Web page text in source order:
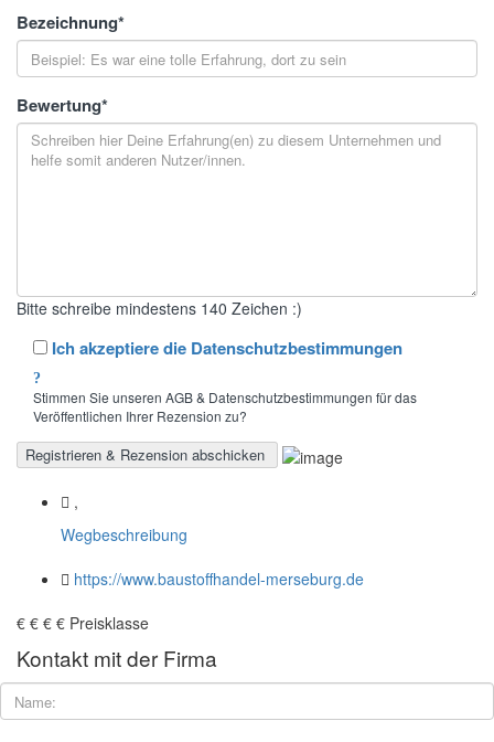
Bezeichnung*
Bewertung*
Bitte schreibe mindestens 140 Zeichen :)
Ich akzeptiere die Datenschutzbestimmungen
Stimmen Sie unseren AGB & Datenschutzbestimmungen für das
Veröffentlichen Ihrer Rezension zu?
,
Wegbeschreibung
https://www.baustoffhandel-merseburg.de
€ € € € Preisklasse
Kontakt mit der Firma